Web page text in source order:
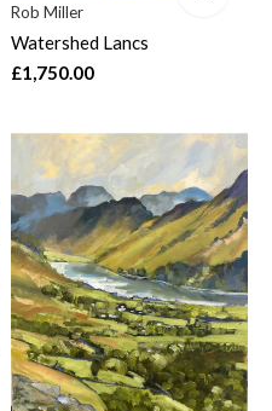
Rob Miller
Watershed Lancs
£1,750.00